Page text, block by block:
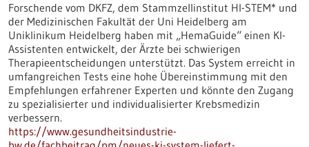
Forschende vom DKFZ, dem Stammzellinstitut HI-STEM* und
der Medizinischen Fakultät der Uni Heidelberg am
Uniklinikum Heidelberg haben mit „HemaGuide“ einen KI-
Assistenten entwickelt, der Ärzte bei schwierigen
Therapieentscheidungen unterstützt. Das System erreicht in
umfangreichen Tests eine hohe Übereinstimmung mit den
Empfehlungen erfahrener Experten und könnte den Zugang
zu spezialisierter und individualisierter Krebsmedizin
verbessern.
https://www.gesundheitsindustrie-